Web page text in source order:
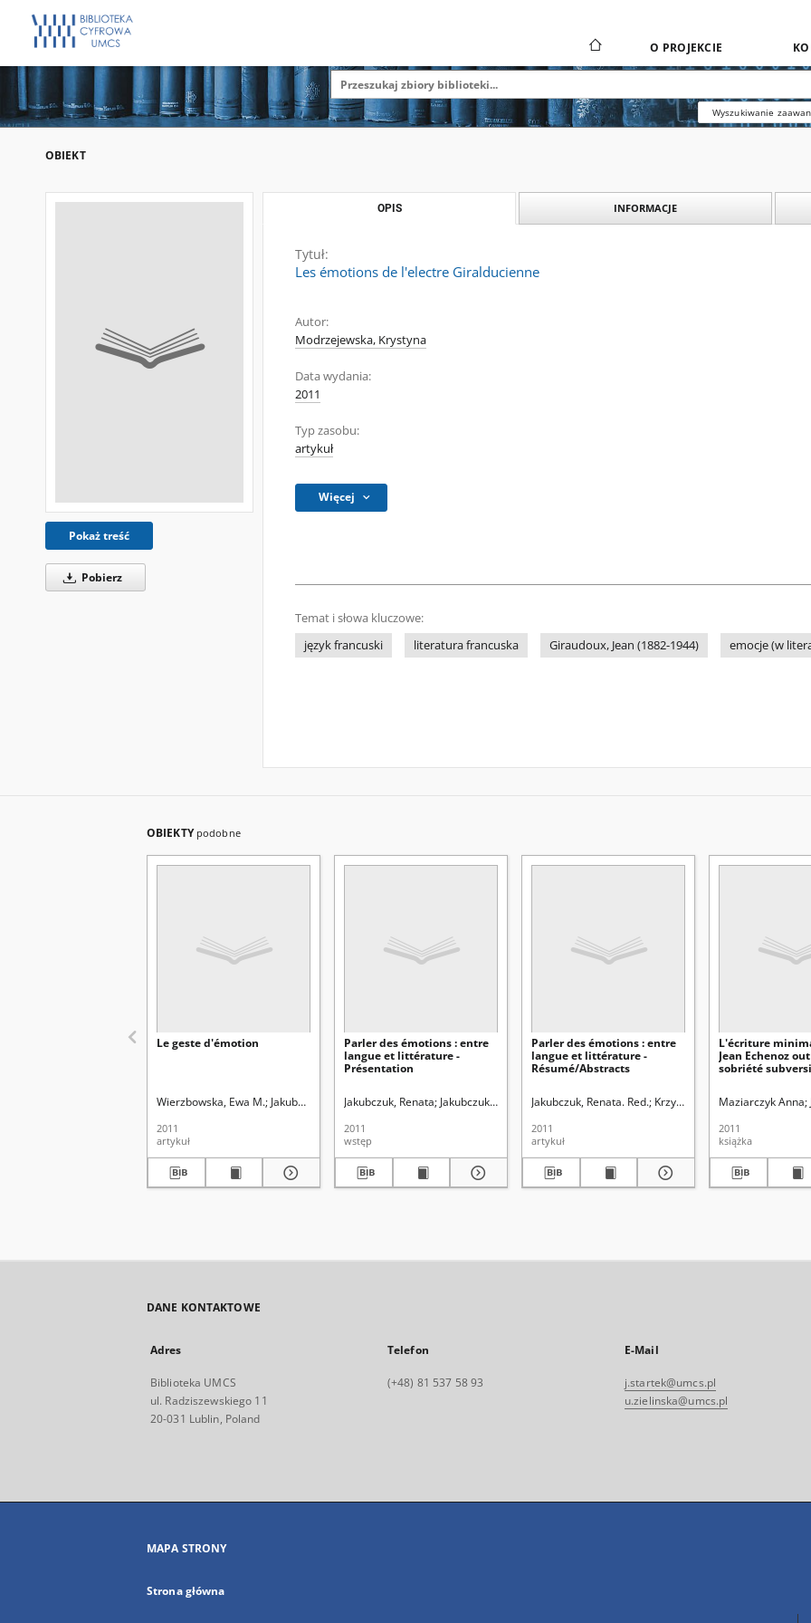
O PROJEKCIE
Wyszukiwanie
OBIEKT
Pokaż treść
Pobierz
OPIS INFORMACJE
Tytuł:
Les émotions de l'electre Giralducienne
Autor:
Modrzejewska, Krystyna
Data wydania:
2011
Typ zasobu:
artykuł
Więcej
Temat i słowa kluczowe:
język francuski
literatura francuska Giraudoux, Jean (1882-1944) emocje (w
OBIEKTY podobne
Le geste d'émotion
Wierzbowska, Ewa M. Jakubczuk, Renata. Red. Krzyżanowska, Anna. Red.
2011
artykuł
Parler des émotions : entre
langue et littérature -
Présentation
Jakubczuk, Renata Jakubczuk, Renata. Red. Krzyżanowska, Anna. Red.
2011
wstęp
Parler des émotions : entre
langue et littérature -
Résumé/Abstracts
Jakubczuk, Renata. Red. Krzyżanowska, Anna. Red.
2011
artykuł
L'écriture
Jean Echenoz
sobriété
Maziarczyk Anna
2011
książka
DANE KONTAKTOWE
Adres
Biblioteka UMCS
ul. Radziszewskiego 11
20-031 Lublin, Poland
Telefon
(+48) 81 537 58 93
E-Mail
j.startek@umcs.pl
u.zielinska@umcs.pl
MAPA STRONY
Strona główna